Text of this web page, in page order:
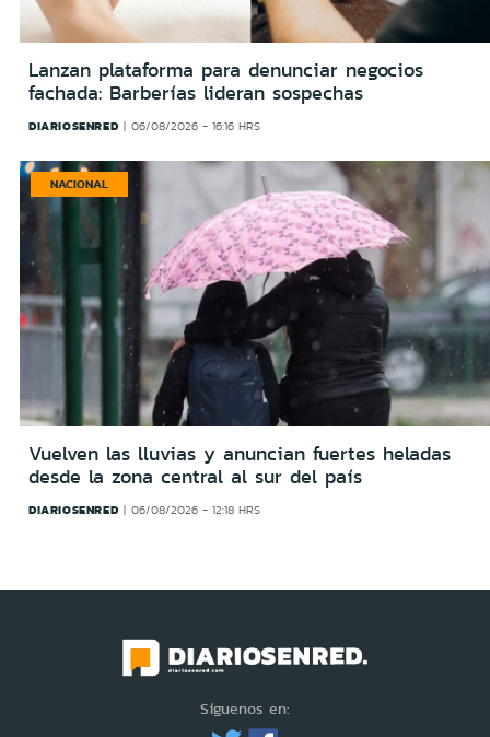
Lanzan plataforma para denunciar negocios
fachada: Barberías lideran sospechas
DIARIOSENRED 06/08/2026 - 16:16 HRS
NACIONAL
Vuelven las lluvias y anuncian fuertes heladas
desde la zona central al sur del país
DIARIOSENRED 06/08/2026 - 12:18 HRS
Síguenos en: